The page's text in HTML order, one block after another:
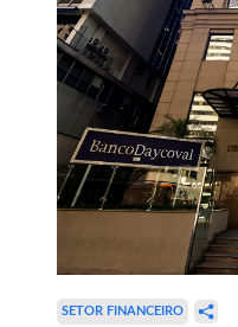
SETOR FINANCEIRO